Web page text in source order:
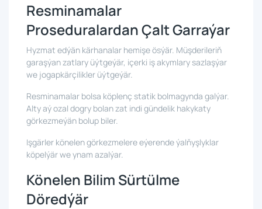
Resminamalar
Proseduralardan Çalt Garraýar
Hyzmat edýän kärhanalar hemişe ösýär. Müşderileriň
garaşýan zatlary üýtgeýär, içerki iş akymlary sazlaşýar
we jogapkärçilikler üýtgeýär.
Resminamalar bolsa köplenç statik bolmagynda galýar.
Alty aý ozal dogry bolan zat indi gündelik hakykaty
görkezmeýän bolup biler.
Işgärler könelen görkezmelere eýerende ýalňyşlyklar
köpelýär we ynam azalýar.
Könelen Bilim Sürtülme
Döredýär